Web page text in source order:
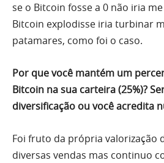
se o Bitcoin fosse a 0 não iria
Bitcoin explodisse iria turbinar
patamares, como foi o caso.
Por que você mantém um
Bitcoin na sua carteira (25%)?
diversificação ou você acredita
Foi fruto da própria valorização
diversas vendas mas continuo